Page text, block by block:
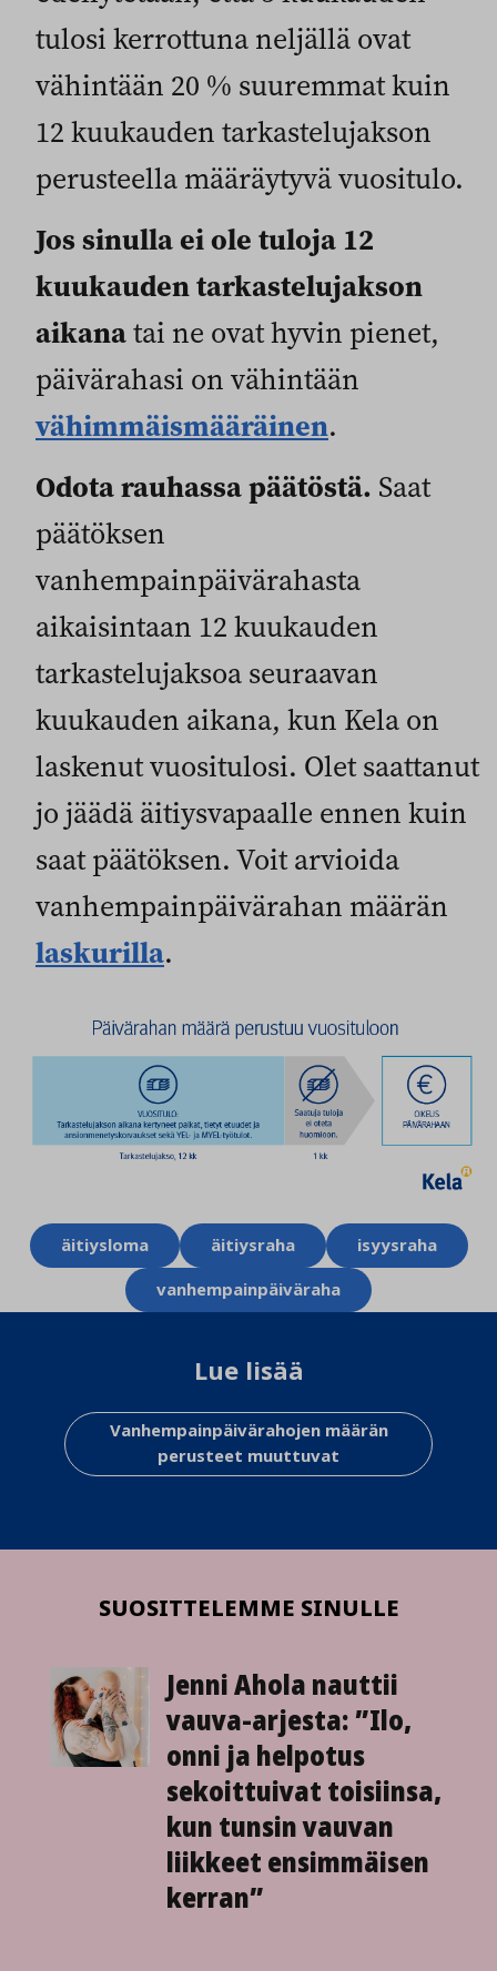
tulosi kerrottuna neljällä ovat
vähintään 20 % suuremmat kuin
12 kuukauden tarkastelujakson
perusteella määräytyvä vuositulo.
Jos sinulla ei ole tuloja 12
kuukauden tarkastelujakson
aikanatai ne ovat hyvin pienet,
päivärahasi on vähintään
vähimmäismääräinen.
Odota rauhassa päätöstä. Saat
päätöksen
vanhempainpäivärahasta
aikaisintaan 12 kuukauden
tarkastelujaksoa seuraavan
kuukauden aikana, kun Kela on
laskenut vuositulosi. Olet saattanut
jo jäädä äitiysvapaalle ennen kuin
saat päätöksen. Voit arvioida
vanhempainpäivärahan määrän
laskurilla.
Aihesanat
äitiysloma äitiysraha
isyysraha
vanhempainpäiväraha
Lue lisää
Vanhempainpäivärahojen määrän
perusteet muuttuvat
SUOSITTELEMME SINULLE
Jenni Ahola nauttii
vauva-arjesta: ”Ilo,
onni ja helpotus
sekoittuivat toisiinsa,
kun tunsin vauvan
liikkeet ensimmäisen
kerran”